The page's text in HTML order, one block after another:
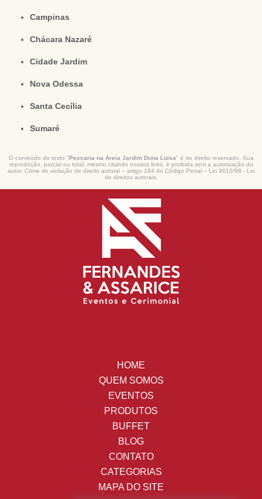
Campinas
Chácara Nazaré
Cidade Jardim
Nova Odessa
Santa Cecília
Sumaré
O conteúdo do texto "Pescaria na Areia Jardim Dona Luisa" é de direito reservado. Sua
reprodução, parcial ou total, mesmo citando nossos links, é proibida sem a autorização do
autor. Crime de violação de direito autoral – artigo 184 do Código Penal – Lei 9610/98 - Lei
de direitos autorais.
HOME
QUEM SOMOS
EVENTOS
PRODUTOS
BUFFET
BLOG
CONTATO
CATEGORIAS
MAPA DO SITE